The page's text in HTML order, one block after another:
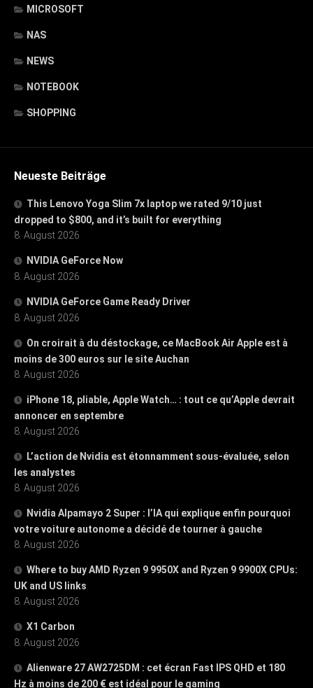
MICROSOFT
NAS
NEWS
NOTEBOOK
SHOPPING
Neueste Beiträge
This Lenovo Yoga Slim 7x laptop we rated 9/10 just
dropped to $800, and it’s built for everything
8. August 2026
NVIDIA GeForce Now
8. August 2026
NVIDIA GeForce Game Ready Driver
8. August 2026
On croirait à du déstockage, ce MacBook Air Apple est à
moins de 300 euros sur le site Auchan
8. August 2026
iPhone 18, pliable, Apple Watch… : tout ce qu’Apple devrait
annoncer en septembre
8. August 2026
L’action de Nvidia est étonnamment sous-évaluée, selon
les analystes
8. August 2026
Nvidia Alpamayo 2 Super : l’IA qui explique enfin pourquoi
votre voiture autonome a décidé de tourner à gauche
8. August 2026
Where to buy AMD Ryzen 9 9950X and Ryzen 9 9900X CPUs:
UK and US links
8. August 2026
X1 Carbon
8. August 2026
Alienware 27 AW2725DM : cet écran Fast IPS QHD et 180
Hz à moins de 200 € est idéal pour le gaming